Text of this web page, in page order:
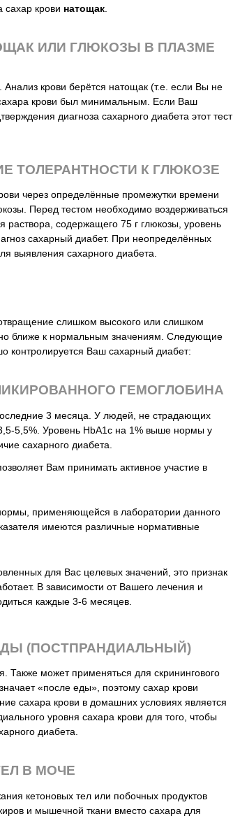
сахар крови натощак
ИЛИ ГЛЮКОЗЫ В ПЛАЗМЕ
крови берётся натощак (т.е. если Вы не
крови был минимальным. Если Ваш
диагноза сахарного диабета этот тест
ТОЛЕРАНТНОСТИ К ГЛЮКОЗЕ
через определённые промежутки времени
Перед тестом необходимо воздерживаться
содержащего 75 г глюкозы, уровень
сахарный диабет. При неопределённых
выявления сахарного диабета.
слишком высокого или слишком
ближе к нормальным значениям. Следующие
контролируется Ваш сахарный диабет:
ГЕМОГЛОБИНА
3 месяца. У людей, не страдающих
5,5%. Уровень HbA1c на 1% выше нормы у
сахарного диабета.
Вам принимать активное участие в
применяющейся в лаборатории данного
имеются различные нормативные
для Вас целевых значений, это признак
В зависимости от Вашего лечения и
каждые 3-6 месяцев.
(ПОСТПРАНДИАЛЬНЫЙ)
Также может применяться для скринингового
«после еды», поэтому сахар крови
сахара крови в домашних условиях является
уровня сахара крови для того, чтобы
диабета.
В МОЧЕ
кетоновых тел или побочных продуктов
и мышечной ткани вместо сахара для